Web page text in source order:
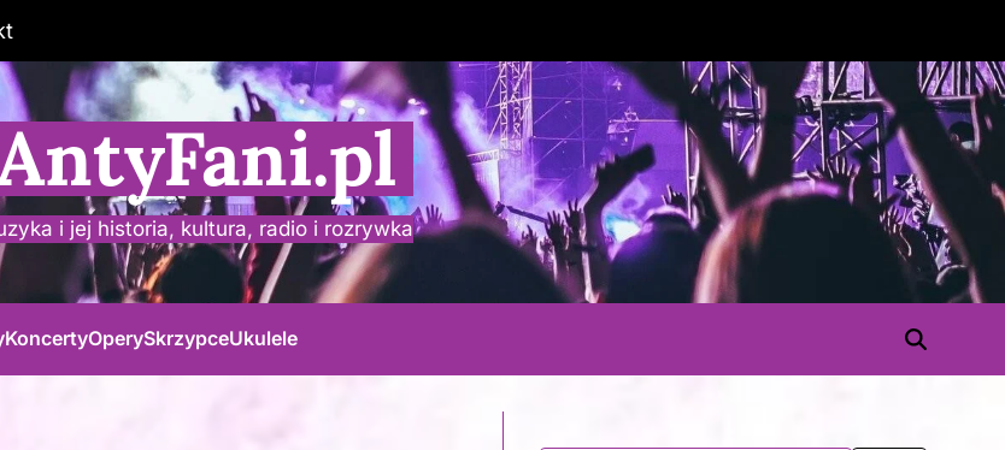
i jej historia, kultura, radio i rozrywka
KoncertyOperySkrzypceUkulele